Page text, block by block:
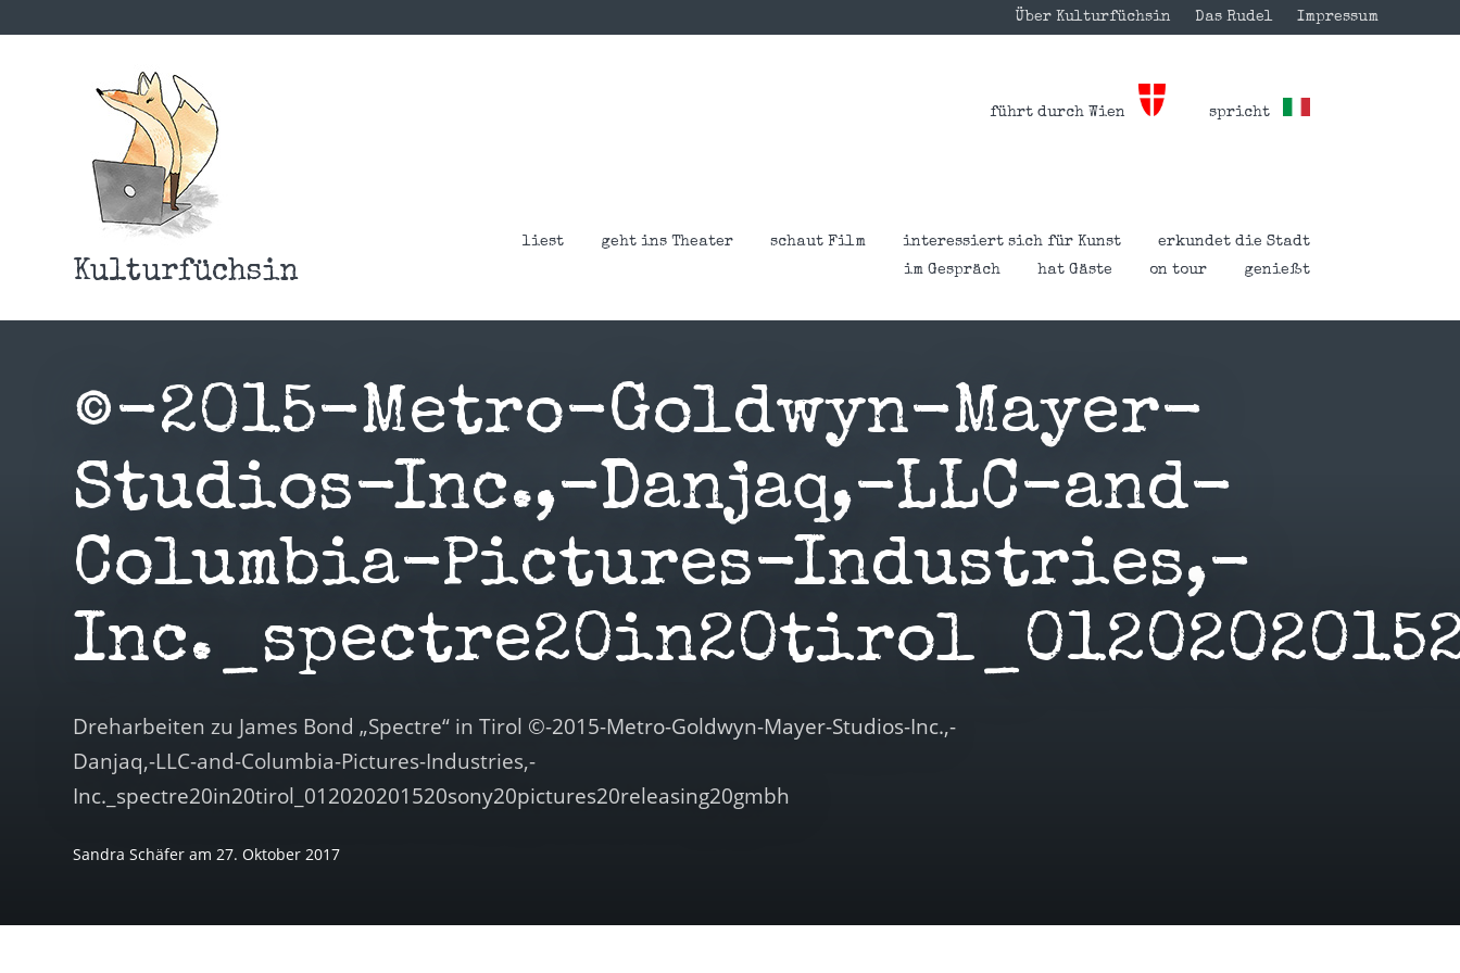
Über Kulturfüchsin Das Rudel Impressum
Kulturfüchsin
führt durch Wien spricht
liest geht ins Theater schaut Film interessiert sich für Kunst
erkundet die Stadt
im Gespräch
hat Gäste on tour genießt
©-2015-Metro-Goldwyn-Mayer-
Studios-Inc.,-Danjaq,-LLC-and-
Columbia-Pictures-Industries,-
Dreharbeiten zu James Bond „Spectre“ in Tirol ©-2015-Metro-Goldwyn-Mayer-Studios-Inc.,-
Danjaq,-LLC-and-Columbia-Pictures-Industries,-
Inc._spectre20in20tirol_012020201520sony20pictures20releasing20gmbh
Sandra Schäferam 27. Oktober 2017